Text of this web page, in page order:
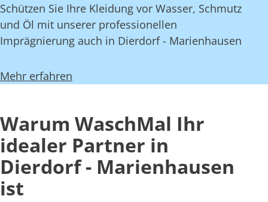
Schützen Sie Ihre Kleidung vor Wasser, Schmutz
und Öl mit unserer professionellen
Imprägnierung auch in Dierdorf - Marienhausen
Mehr erfahren
Warum WaschMal Ihr
idealer Partner in
Dierdorf - Marienhausen
ist